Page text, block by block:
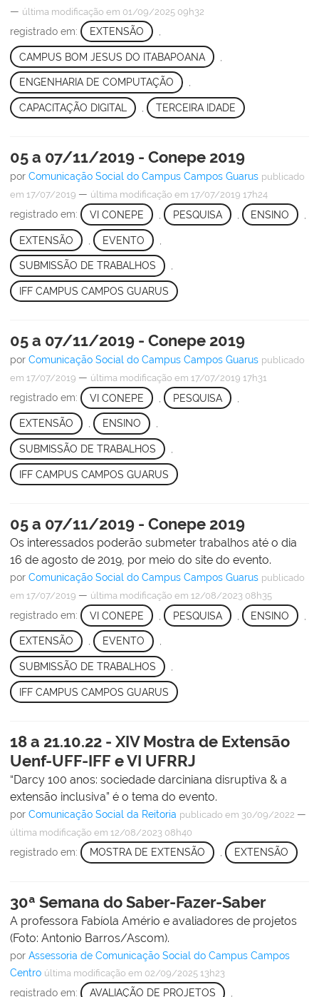
— última modificação em 01/09/2025 09h32
registrado em: EXTENSÃO
CAMPUS BOM JESUS DO ITABAPOANA
ENGENHARIA DE COMPUTAÇÃO ,
CAPACITAÇÃO DIGITAL TERCEIRA IDADE
05 a 07/11/2019 - Conepe 2019
por Comunicação Social do Campus Campos Guarus publicado
em 17/07/2019 — última modificação em 17/07/2019 17h24
registrado em: VI CONEPE PESQUISA ENSINO
EXTENSÃO EVENTO
SUBMISSÃO DE TRABALHOS ,
IFF CAMPUS CAMPOS GUARUS
05 a 07/11/2019 - Conepe 2019
por Comunicação Social do Campus Campos Guarus publicado
em 17/07/2019 — última modificação em 17/07/2019 17h31
registrado em: VI CONEPE PESQUISA
EXTENSÃO , ENSINO ,
SUBMISSÃO DE TRABALHOS
IFF CAMPUS CAMPOS GUARUS
05 a 07/11/2019 - Conepe 2019
Os interessados poderão submeter trabalhos até o dia
16 de agosto de 2019, por meio do site do evento.
por Comunicação Social do Campus Campos Guarus publicado
em 17/07/2019 — última modificação em 12/08/2023 08h35
registrado em: VI CONEPE PESQUISA ENSINO
EXTENSÃO , EVENTO ,
SUBMISSÃO DE TRABALHOS
IFF CAMPUS CAMPOS GUARUS
18 a 21.10.22 - XIV Mostra de Extensão
Uenf-UFF-IFF e VI UFRRJ
“Darcy 100 anos: sociedade darciniana disruptiva & a
extensão inclusiva” é o tema do evento.
por Comunicação Social da Reitoria publicado em 30/09/2022 —
última modificação em 12/08/2023 08h40
registrado em: MOSTRA DE EXTENSÃO , EXTENSÃO
30ª Semana do Saber-Fazer-Saber
A professora Fabíola Amério e avaliadores de projetos
(Foto: Antonio Barros/Ascom).
por Assessoria de Comunicação Social do Campus Campos
Centro última modificação em 02/09/2025 13h23
registrado em: AVALIAÇÃO DE PROJETOS